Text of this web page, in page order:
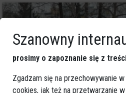
Szanowny
prosimy o zapoznanie się z
Zgadzam się na przechowywanie
cookies, jak też na przetwarzanie